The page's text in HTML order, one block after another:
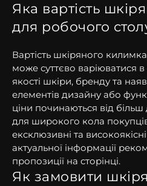
Яка вартість
для робочого
Вартість шкіряного
може суттєво варіюватися в
якості шкіри, бренду та
елементів дизайну або
ціни починаються від більш
для широкого кола
ексклюзивні та
актуальної інформації
пропозиції на сторінці.
Як замовити